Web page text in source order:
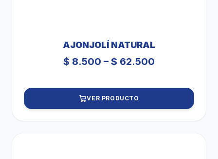
AJONJOLÍ NATURAL
$ 8.500 – $ 62.500
$ 8.500
VER PRODUCTO